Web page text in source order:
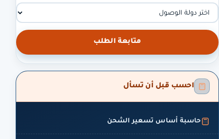
متابعة الطلب
احسب قبل أن تسأل
حاسبة أساس تسعير الشحن